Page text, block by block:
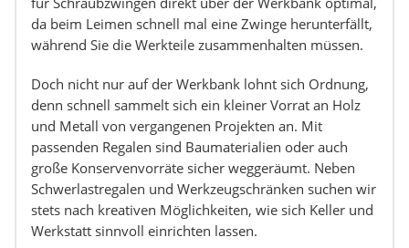
da beim Leimen schnell mal eine Zwinge herunterfällt,
während Sie die Werkteile zusammenhalten müssen.
Doch nicht nur auf der Werkbank lohnt sich Ordnung,
denn schnell sammelt sich ein kleiner Vorrat an Holz
und Metall von vergangenen Projekten an. Mit
passenden Regalen sind Baumaterialien oder auch
große Konservenvorräte sicher weggeräumt. Neben
Schwerlastregalen und Werkzeugschränken suchen wir
stets nach kreativen Möglichkeiten, wie sich Keller und
Werkstatt sinnvoll einrichten lassen.